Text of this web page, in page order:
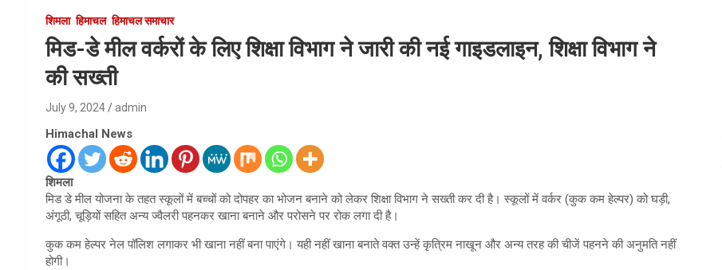
शिमला हिमाचल हिमाचल समाचार
मिड-डे मील वर्करों के लिए शिक्षा विभाग ने जारी की नई गाइडलाइन, शिक्षा विभाग ने
की सख्ती
July 9, 2024 admin
Himachal News
शिमला
मिड डे मील योजना के तहत स्कूलों में बच्चों को दोपहर का भोजन बनाने को लेकर शिक्षा विभाग ने सख्ती कर दी है। स्कूलों में वर्कर (कुक कम हेल्पर) को घड़ी,
अंगूठी, चूड़ियों सहित अन्य ज्वैलरी पहनकर खाना बनाने और परोसने पर रोक लगा दी है।
कुक कम हेल्पर नेल पॉलिश लगाकर भी खाना नहीं बना पाएंगे। यही नहीं खाना बनाते वक्त उन्हें कृत्रिम नाखून और अन्य तरह की चीजें पहनने की अनुमति नहीं
होगी।